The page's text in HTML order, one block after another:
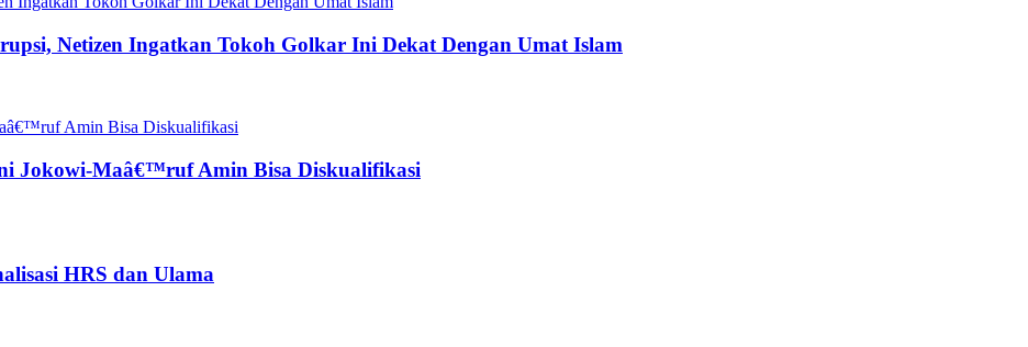
Netizen Ingatkan Tokoh Golkar Ini Dekat Dengan Umat Islam
Jokowi-Maâ€™ruf Amin Bisa Diskualifikasi
HRS dan Ulama